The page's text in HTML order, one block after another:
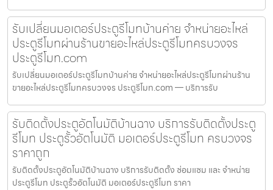
รับเปลี่ยนมอเตอร์ประตูรีโมทบ้านค่าย จำหน่ายอะไหล่
ประตูรีโมทผ่านร้านขายอะไหล่ประตูรีโมทครบวงจร
ประตูรีโมท.com
รับเปลี่ยนมอเตอร์ประตูรีโมทบ้านค่าย จำหน่ายอะไหล่ประตูรีโมทผ่านร้าน
ขายอะไหล่ประตูรีโมทครบวงจร ประตูรีโมท.com — บริการรับ
รับติดตั้งประตูอัตโนมัติบ้านฉาง บริการรับติดตั้งประตู
รีโมท ประตูรั้วอัตโนมัติ มอเตอร์ประตูรีโมท ครบวงจร
ราคาถูก
รับติดตั้งประตูอัตโนมัติบ้านฉาง บริการรับติดตั้ง ซ่อมแซม และ จำหน่าย
ประตูรีโมท ประตูรั้วอัตโนมัติ มอเตอร์ประตูรีโมท ราคา